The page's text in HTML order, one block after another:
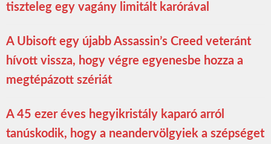
tiszteleg egy vagány limitált karórával
A Ubisoft egy újabb Assassin’s Creed veteránt
hívott vissza, hogy végre egyenesbe hozza a
megtépázott szériát
A 45 ezer éves hegyikristály kaparó arról
tanúskodik, hogy a neandervölgyiek a szépséget